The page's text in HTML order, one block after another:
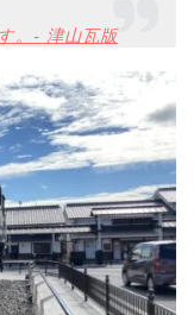
。- 津山瓦版